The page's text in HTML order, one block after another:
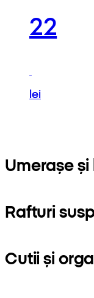
22
lei
Umerașe
Rafturi
Cutii și